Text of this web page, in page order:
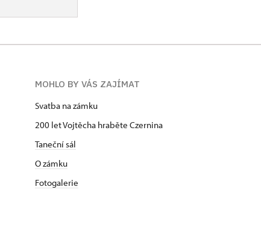
MOHLO BY VÁS ZAJÍMAT
Svatba na zámku
200 let Vojtěcha hraběte Czernina
Taneční sál
O zámku
Fotogalerie